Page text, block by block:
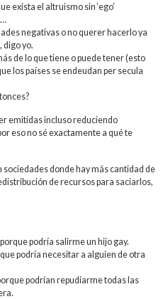
exista el altruismo sin ‘ego’
negativas o no querer hacerlo ya
digo yo.
de lo que tiene o puede tener (esto
los países se endeudan per secula
emitidas incluso reduciendo
eso no sé exactamente a qué te
donde hay más cantidad de
de recursos para saciarlos,
podría salirme un hijo gay.
podría necesitar a alguien de otra
podrían repudiarme todas las